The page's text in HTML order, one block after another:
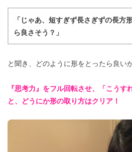
「じゃあ、短すぎず長さぎずの長方
ら良さそう？」
と聞き、どのように形をとったら良い
『思考力』をフル回転させ、「こうす
と、どうにか形の取り方はクリア！